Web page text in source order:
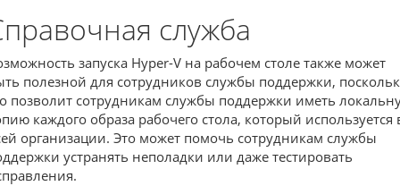
служба
запуска Hyper-V на рабочем столе также может
полезной для сотрудников службы поддержки,
позволит сотрудникам службы поддержки иметь
каждого образа рабочего стола, который используется
организации. Это может помочь сотрудникам службы
устранять неполадки или даже тестировать